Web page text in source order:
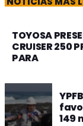
TOYOSA
CRUISER 250
PARA
149